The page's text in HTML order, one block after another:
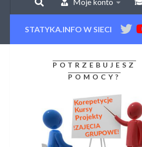
STATYKA.INFO W SIECI
POTRZEBUJESZ
POMOCY?